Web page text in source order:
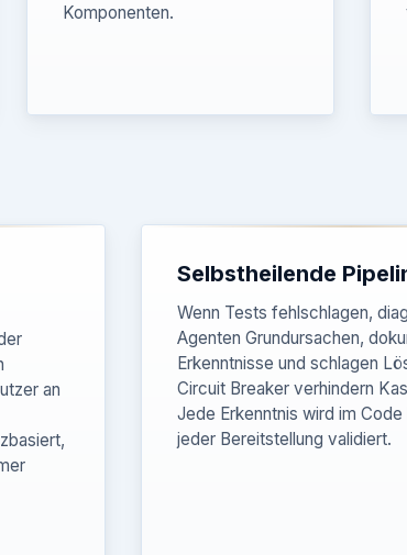
Komponenten.
an
Selbstheilende
Wenn Tests fehlschlagen,
Agenten Grundursachen,
Erkenntnisse und schlagen
Circuit Breaker verhindern
Jede Erkenntnis wird im
jeder Bereitstellung validiert.